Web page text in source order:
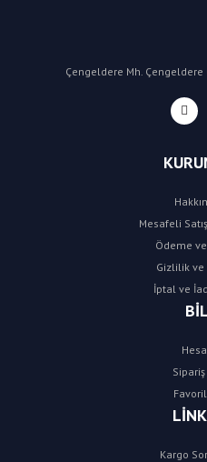
Çengeldere Mh. Çengeldere
Mesafeli
Ödeme
Gizlilik
İptal ve
Kargo